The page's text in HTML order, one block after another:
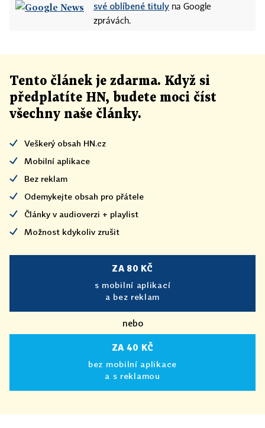
své oblíbené tituly na Google
zprávách.
Tento článek je zdarma. Když si
předplatíte HN, budete moci číst
všechny naše články.
Veškerý obsah HN.cz
Mobilní aplikace
Bez reklam
Odemykejte obsah pro přátele
Články v audioverzi + playlist
Možnost kdykoliv zrušit
ZA 80 KČ
s mobilní aplikací
a bez reklam
nebo
ZA 40 KČ
bez mobilní aplikace
a s reklamou